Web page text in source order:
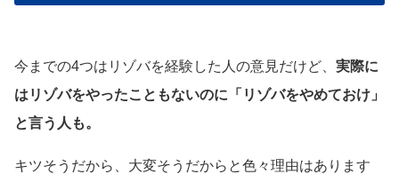
今までの4つはリゾバを経験した人の意見だけど、 実際に
はリゾバをやったこともないのに「リゾバをやめておけ」
と言う人も。
キツそうだから、大変そうだからと色々理由はあります